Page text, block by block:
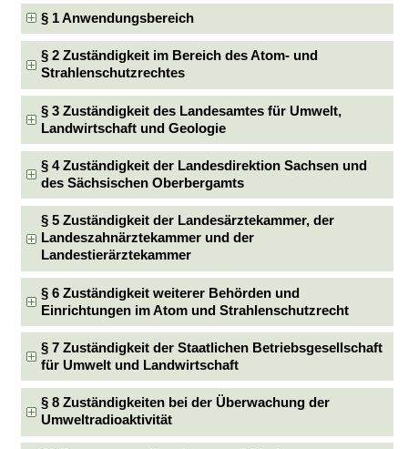
§ 1 Anwendungsbereich
§ 2 Zuständigkeit im Bereich des Atom- und
Strahlenschutzrechtes
§ 3 Zuständigkeit des Landesamtes für Umwelt,
Landwirtschaft und Geologie
§ 4 Zuständigkeit der Landesdirektion Sachsen und
des Sächsischen Oberbergamts
§ 5 Zuständigkeit der Landesärztekammer, der
Landeszahnärztekammer und der
Landestierärztekammer
§ 6 Zuständigkeit weiterer Behörden und
Einrichtungen im Atom und Strahlenschutzrecht
§ 7 Zuständigkeit der Staatlichen Betriebsgesellschaft
für Umwelt und Landwirtschaft
§ 8 Zuständigkeiten bei der Überwachung der
Umweltradioaktivität